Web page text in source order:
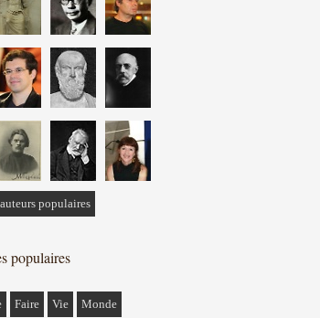
populaires
populaires
Faire Vie Monde